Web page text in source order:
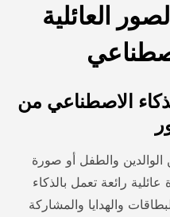
العائلية
الاصطناعي من
والطفل أو صورة
رائعة تعمل بالذكاء
والهدايا والمشاركة